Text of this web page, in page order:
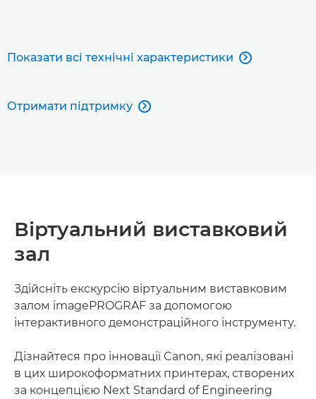
Показати всі технічні характеристики 
Отримати підтримку 
Віртуальний виставковий
зал
Здійсніть екскурсію віртуальним виставковим
залом imagePROGRAF за допомогою
інтерактивного демонстраційного інструменту.
Дізнайтеся про інновації Canon, які реалізовані
в цих широкоформатних принтерах, створених
за концепцією Next Standard of Engineering